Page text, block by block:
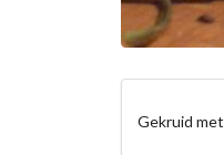
Gekruid